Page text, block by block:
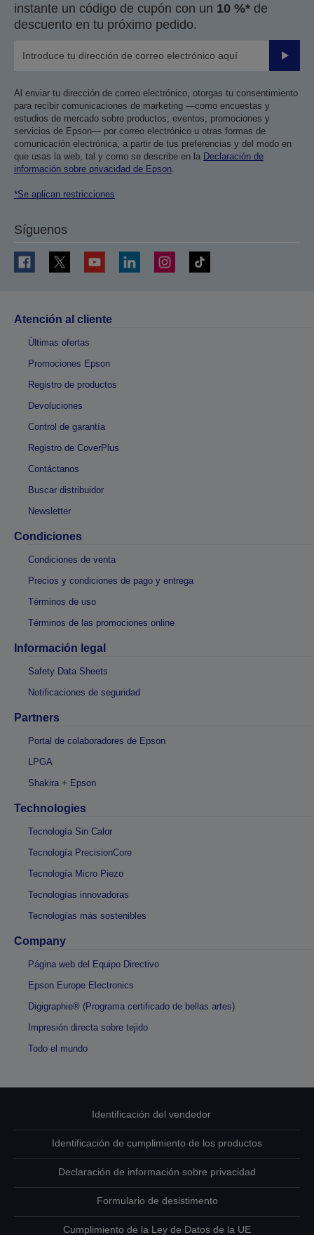
instante un código de cupón con un 10 %* de
descuento en tu próximo pedido.
Enviar
Al enviar tu dirección de correo electrónico, otorgas tu consentimiento
para recibir comunicaciones de marketing —como encuestas y
estudios de mercado sobre productos, eventos, promociones y
servicios de Epson— por correo electrónico u otras formas de
comunicación electrónica, a partir de tus preferencias y del modo en
que usas la web, tal y como se describe en la Declaración de
información sobre privacidad de Epson.
*Se aplican restricciones
Síguenos
Atención al cliente
Últimas ofertas
Promociones Epson
Registro de productos
Devoluciones
Control de garantía
Registro de CoverPlus
Contáctanos
Buscar distribuidor
Newsletter
Condiciones
Condiciones de venta
Precios y condiciones de pago y entrega
Términos de uso
Términos de las promociones online
Información legal
Safety Data Sheets
Notificaciones de seguridad
Partners
Portal de colaboradores de Epson
LPGA
Shakira + Epson
Technologies
Tecnología Sin Calor
Tecnología PrecisionCore
Tecnología Micro Piezo
Tecnologías innovadoras
Tecnologías más sostenibles
Company
Página web del Equipo Directivo
Epson Europe Electronics
Digigraphie® (Programa certificado de bellas artes)
Impresión directa sobre tejido
Todo el mundo
Identificación del vendedor
Identificación de cumplimiento de los productos
Declaración de información sobre privacidad
Formulario de desistimento
Cumplimiento de la Ley de Datos de la UE